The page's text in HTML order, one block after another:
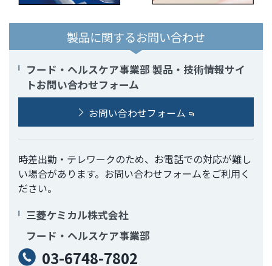
製品に関するお問い合わせ
フード・ヘルスケア事業部 製品・技術情報サイ
トお問い合わせフォーム
お問い合わせフォーム
時差出勤・テレワークのため、お電話での対応が難し
い場合があります。お問い合わせフォームをご利用く
ださい。
三菱ケミカル株式会社
フード・ヘルスケア事業部
03-6748-7802